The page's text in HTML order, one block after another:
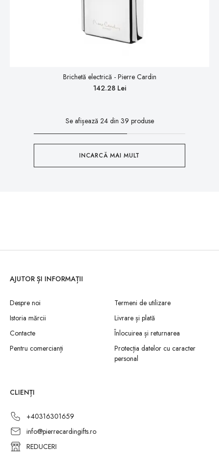
Brichetă electrică - Pierre Cardin
142.28 Lei
Se afișează 24din 39 produse
INCARCĂ MAI MULT
AJUTOR ȘI INFORMAȚII
Despre noi
Istoria mărcii
Contacte
Pentru comercianți
Termeni de utilizare
Livrare și plată
Înlocuirea și returnarea
Protecția datelor cu caracter
personal
CLIENȚI
+40316301659
info@pierrecardingifts.ro
REDUCERI